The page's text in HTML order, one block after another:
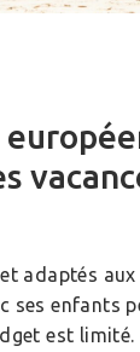
adaptés
ses enfants
est limité.